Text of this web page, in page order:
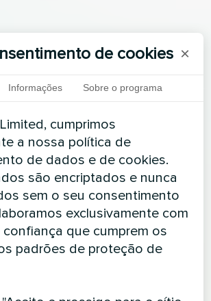
de cookies ×
Informações Sobre o programa
cumprimos
a nossa política de
de dados e de cookies.
são encriptados e nunca
sem o seu consentimento
exclusivamente com
que cumprem os
padrões de proteção de